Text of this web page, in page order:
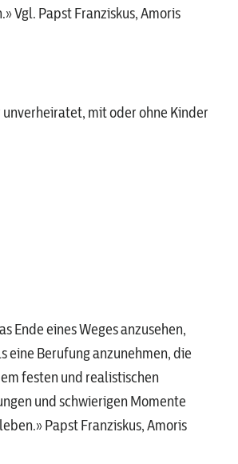
Vgl. Papst Franziskus, Amoris
mit oder ohne Kinder
Ende eines Weges anzusehen,
eine Berufung anzunehmen, die
festen und realistischen
und schwierigen Momente
Papst Franziskus, Amoris